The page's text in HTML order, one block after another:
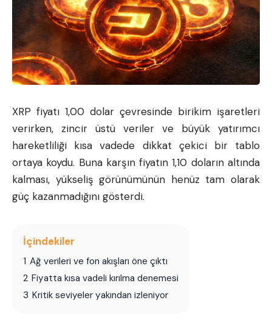
XRP fiyatı 1,00 dolar çevresinde birikim işaretleri
verirken, zincir üstü veriler ve büyük yatırımcı
hareketliliği kısa vadede dikkat çekici bir tablo
ortaya koydu. Buna karşın fiyatın 1,10 doların altında
kalması, yükseliş görünümünün henüz tam olarak
güç kazanmadığını gösterdi.
İçindekiler
1 Ağ verileri ve fon akışları öne çıktı
2 Fiyatta kısa vadeli kırılma denemesi
3 Kritik seviyeler yakından izleniyor